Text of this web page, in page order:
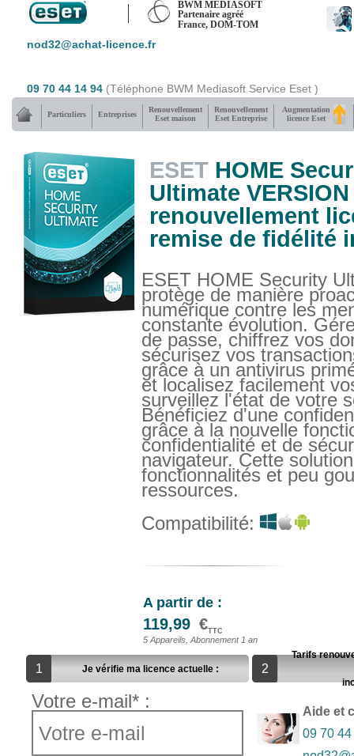
BWM MEDIASOFT
Partenaire agréé
France, DOM-TOM
nod32@achat-licence.fr
09 70 44 14 94 (Téléphone BWM Mediasoft Service Eset )
Particuliers Entreprises
Renouvellement
Eset maison
Renouvellement
Eset Entreprise
Augmentation
licence Eset
ESET HOME
Ultimate VERSION
renouvellement
remise de fidélité
ESET HOME Security
protège de manière
numérique contre les
constante évolution.
de passe, chiffrez vos
sécurisez vos
grâce à un antivirus
et localisez facilement
surveillez l'état de votre
Bénéficiez d'une
grâce à la nouvelle
confidentialité et de
navigateur. Cette
fonctionnalités et peu
ressources.
Compatibilité:
A partir de :
119,99 €TTC
5 Appareils, Abonnement 1 an
1 Je vérifie ma licence actuelle : 2
Tarifs
Votre e-mail* :
Aide et
09 70